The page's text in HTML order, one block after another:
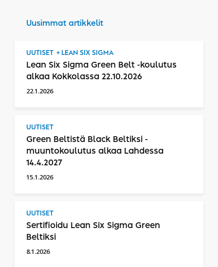
Uusimmat artikkelit
UUTISET LEAN SIX SIGMA
Lean Six Sigma Green Belt -koulutus
alkaa Kokkolassa 22.10.2026
22.1.2026
UUTISET
Green Beltistä Black Beltiksi -
muuntokoulutus alkaa Lahdessa
14.4.2027
15.1.2026
UUTISET
Sertifioidu Lean Six Sigma Green
Beltiksi
8.1.2026